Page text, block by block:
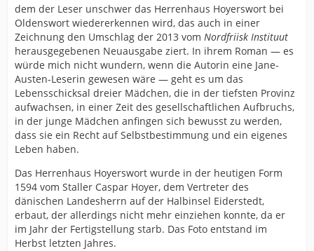
dem der Leser unschwer das Herrenhaus Hoyerswort bei
Oldenswort wiedererkennen wird, das auch in einer
Zeichnung den Umschlag der 2013 vom Nordfriisk Instituut
herausgegebenen Neuausgabe ziert. In ihrem Roman — es
würde mich nicht wundern, wenn die Autorin eine Jane-
Austen-Leserin gewesen wäre — geht es um das
Lebensschicksal dreier Mädchen, die in der tiefsten Provinz
aufwachsen, in einer Zeit des gesellschaftlichen Aufbruchs,
in der junge Mädchen anfingen sich bewusst zu werden,
dass sie ein Recht auf Selbstbestimmung und ein eigenes
Leben haben.
Das Herrenhaus Hoyerswort wurde in der heutigen Form
1594 vom Staller Caspar Hoyer, dem Vertreter des
dänischen Landesherrn auf der Halbinsel Eiderstedt,
erbaut, der allerdings nicht mehr einziehen konnte, da er
im Jahr der Fertigstellung starb. Das Foto entstand im
Herbst letzten Jahres.